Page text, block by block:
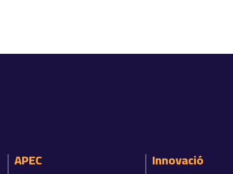
APEC Innovació